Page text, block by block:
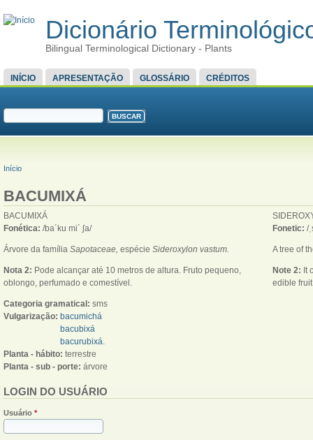
Dicionário
Bilingual Terminological Dictionary - Plants
MENU PRINCIPAL
INÍCIO APRESENTAÇÃO GLOSSÁRIO CRÉDITOS
FORMULÁRIO DE BUSCA
VOCÊ ESTÁ AQUI
Início
BACUMIXÁ
BACUMIXÁ
Fonética: /ba´ku mi´ ʃa/
Árvore da família Sapotaceae, espécie Sideroxylon vastum.
Nota 2: Pode alcançar até 10 metros de altura. Fruto pequeno,
oblongo, perfumado e comestível.
Fonetic: /
A tree of
Note 2: It
edible
Categoria gramatical: sms
Vulgarização: bacumichá
bacubixá
bacurubixá.
Planta - hábito: terrestre
Planta - sub - porte: árvore
LOGIN DO USUÁRIO
Usuário *